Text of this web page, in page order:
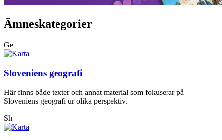
Ämneskategorier
Ge
Sloveniens geografi
Här finns både texter och annat material som fokuserar på
Sloveniens geografi ur olika perspektiv.
Sh